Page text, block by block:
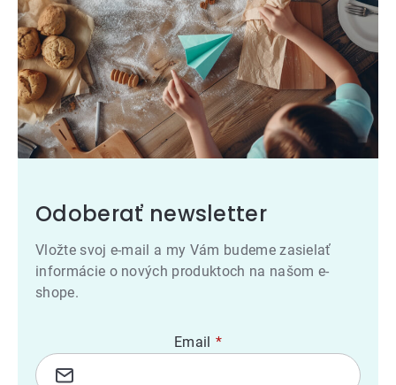
Odoberať newsletter
Vložte svoj e-mail a my Vám budeme zasielať
informácie o nových produktoch na našom e-
shope.
Email